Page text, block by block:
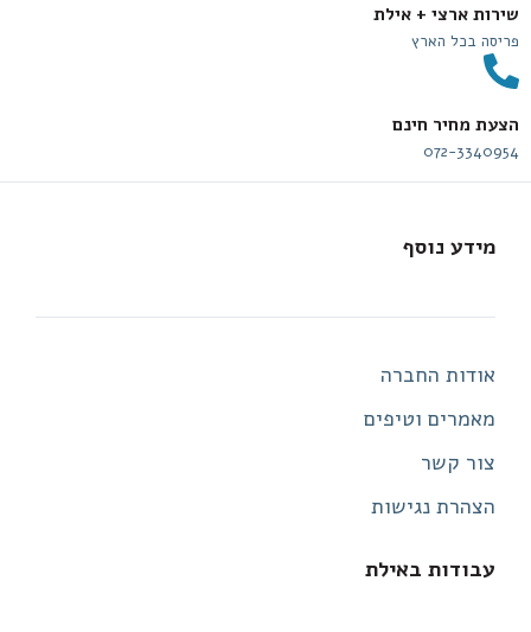
הצעת מחיר חינם
072-3340954
שירות ארצי + אילת
פריסה בכל הארץ
מידע נוסף
אודות החברה
מאמרים וטיפים
צור קשר
הצהרת נגישות
עבודות באילת